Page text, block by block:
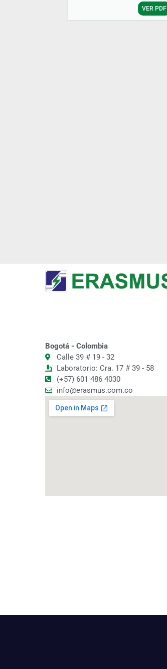
VER PDF
Bogotá - Colombia
Calle 39 # 19 - 32
Laboratorio: Cra. 17 # 39 - 58
(+57) 601 486 4030
info@erasmus.com.co